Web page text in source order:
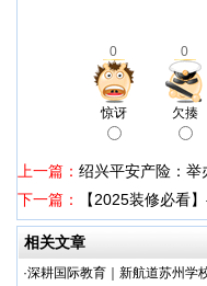
0 0
惊讶 欠揍
上一篇： 绍兴平安产险：举
下一篇：
【2025装修必看
相关文章
·深耕国际教育｜新航道苏州学